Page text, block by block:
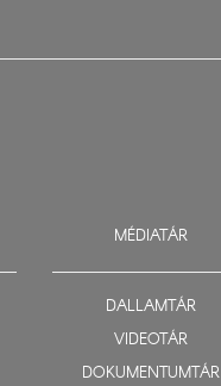
MÉDIATÁR
DALLAMTÁR
VIDEOTÁR
DOKUMENTUMTÁR